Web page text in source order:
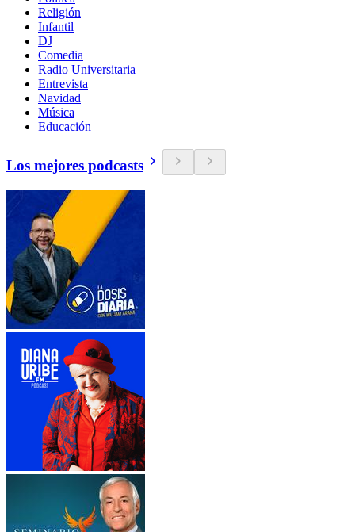
Religión
Infantil
DJ
Comedia
Radio Universitaria
Entrevista
Navidad
Música
Educación
Los mejores podcasts